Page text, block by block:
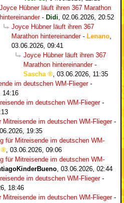
Joyce Hübner läuft ihren 367 Marathon
hintereinander- Didi 02.06.2026, 20:52
Joyce Hübner läuft ihren 367
Marathon hintereinander- Lenano
03.06.2026, 09:41
Joyce Hübner läuft ihren 367
Marathon hintereinander-
Sascha
03.06.2026, 11:35
im deutschen WM-Flieger-
14:16
im deutschen WM-Flieger-
Mitreisende im deutschen WM-Flieger-
19:35
für Mitreisende im deutschen WM-
03.06.2026, 09:06
für Mitreisende im deutschen WM-
03.06.2026, 02:44
im deutschen WM-Flieger-
18:46
Mitreisende im deutschen WM-Flieger-